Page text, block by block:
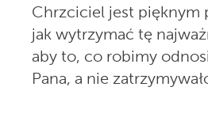
Chrzciciel jest pięknym
jak wytrzymać tę
aby to, co robimy
Pana, a nie